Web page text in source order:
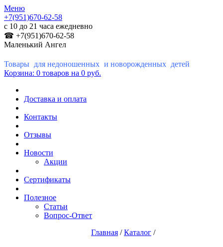
Меню
+7(951)670-62-58
с 10 до 21 часа ежедневно
☎ +7(951)670-62-58
Маленький Ангел
Товары для недоношенных и новорожденных детей
Корзина: 0 товаров на 0 руб.
Доставка и оплата
Контакты
Отзывы
Новости
Акции
Сертификаты
Полезное
Статьи
Вопрос-Ответ
Главная /Каталог /